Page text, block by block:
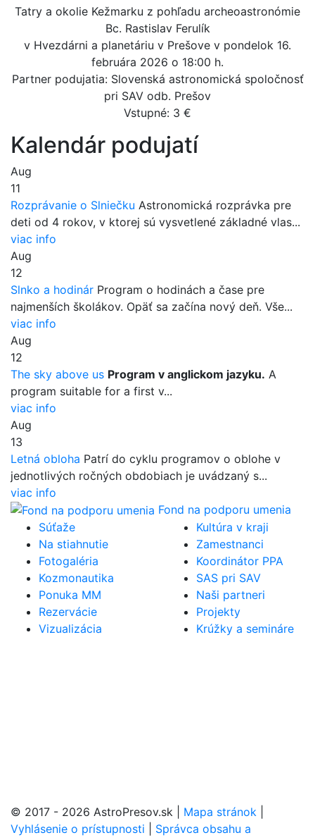
Tatry a okolie Kežmarku z pohľadu archeoastronómie
Bc. Rastislav Ferulík
v Hvezdárni a planetáriu v Prešove v pondelok 16.
februára 2026 o 18:00 h.
Partner podujatia: Slovenská astronomická spoločnosť
pri SAV odb. Prešov
Vstupné: 3 €
Kalendár podujatí
Aug
11
Rozprávanie o Slniečku Astronomická rozprávka pre
deti od 4 rokov, v ktorej sú vysvetlené základné vlas...
viac info
Aug
12
Slnko a hodinár Program o hodinách a čase pre
najmenších školákov. Opäť sa začína nový deň. Vše...
viac info
Aug
12
The sky above us Program v anglickom jazyku. A
program suitable for a first v...
viac info
Aug
13
Letná obloha Patrí do cyklu programov o oblohe v
jednotlivých ročných obdobiach je uvádzaný s...
viac info
Fond na podporu umenia
Súťaže
Na stiahnutie
Fotogaléria
Kozmonautika
Ponuka MM
Rezervácie
Vizualizácia
Kultúra v kraji
Zamestnanci
Koordinátor PPA
SAS pri SAV
Naši partneri
Projekty
Krúžky a semináre
© 2017 - 2026 AstroPresov.sk Mapa stránok
Vyhlásenie o prístupnosti
Správca obsahu a